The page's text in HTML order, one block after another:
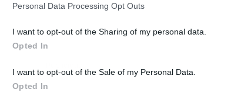
Personal Data Processing Opt Outs
I want to opt-out of the Sharing of my personal data.
Opted In
I want to opt-out of the Sale of my Personal Data.
Opted In